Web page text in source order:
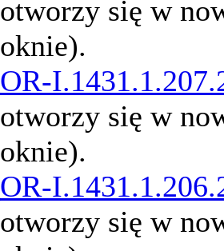
otworzy się w
oknie).
OR-
otworzy się w
oknie).
OR-
otworzy się w